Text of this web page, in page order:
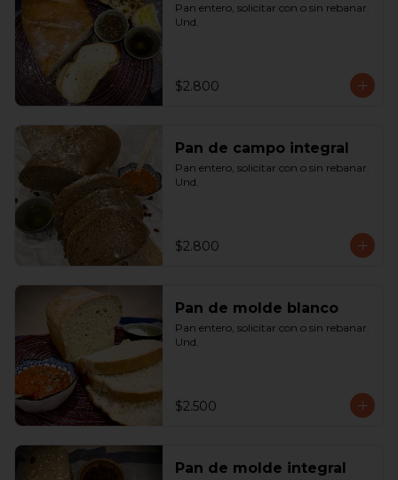
Pan entero, solicitar con o sin rebanar.
Und.
$2.800
Pan de campo integral
Pan entero, solicitar con o sin rebanar.
Und.
$2.800
Pan de molde blanco
Pan entero, solicitar con o sin rebanar.
Und.
$2.500
Pan de molde integral